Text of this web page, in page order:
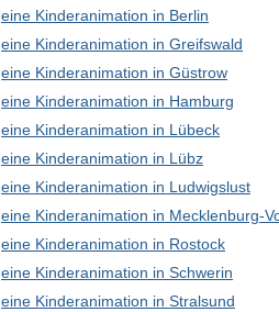
eine Kinderanimation in Berlin
eine Kinderanimation in Greifswald
eine Kinderanimation in Güstrow
eine Kinderanimation in Hamburg
eine Kinderanimation in Lübeck
eine Kinderanimation in Lübz
eine Kinderanimation in Ludwigslust
eine Kinderanimation in Mecklenburg-
eine Kinderanimation in Rostock
eine Kinderanimation in Schwerin
eine Kinderanimation in Stralsund